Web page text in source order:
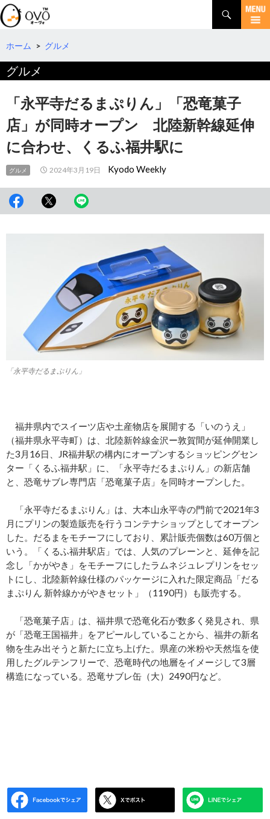
検
索
コ
テ
ツ
へ
ホーム > グルメ
グルメ
「永平寺だるまぷりん」「恐竜菓子
店」が同時オープン 北陸新幹線延伸
に合わせ、くるふ福井駅に
グルメ 2024年3月19日 Kyodo Weekly
「永平寺だるまぷりん」
福井県内でスイーツ店や土産物店を展開する「いのうえ」
（福井県永平寺町）は、北陸新幹線金沢ー敦賀間が延伸開業し
た3月16日、JR福井駅の構内にオープンするショッピングセン
ター「くるふ福井駅」に、「永平寺だるまぷりん」の新店舗
と、恐竜サブレ専門店「恐竜菓子店」を同時オープンした。
「永平寺だるまぷりん」は、大本山永平寺の門前で2021年3
月にプリンの製造販売を行うコンテナショップとしてオープン
した。だるまをモチーフにしており、累計販売個数は60万個と
いう。「くるふ福井駅店」では、人気のプレーンと、延伸を記
念し「かがやき」をモチーフにしたラムネジュレプリンをセッ
トにし、北陸新幹線仕様のパッケージに入れた限定商品「だる
まぷりん 新幹線かがやきセット」（1190円）も販売する。
「恐竜菓子店」は、福井県で恐竜化石が数多く発見され、県
が「恐竜王国福井」をアピールしていることから、福井の新名
物を生み出そうと新たに立ち上げた。県産の米粉や天然塩を使
用したグルテンフリーで、恐竜時代の地層をイメージして3層
構造になっている。恐竜サブレ缶（大）2490円など。